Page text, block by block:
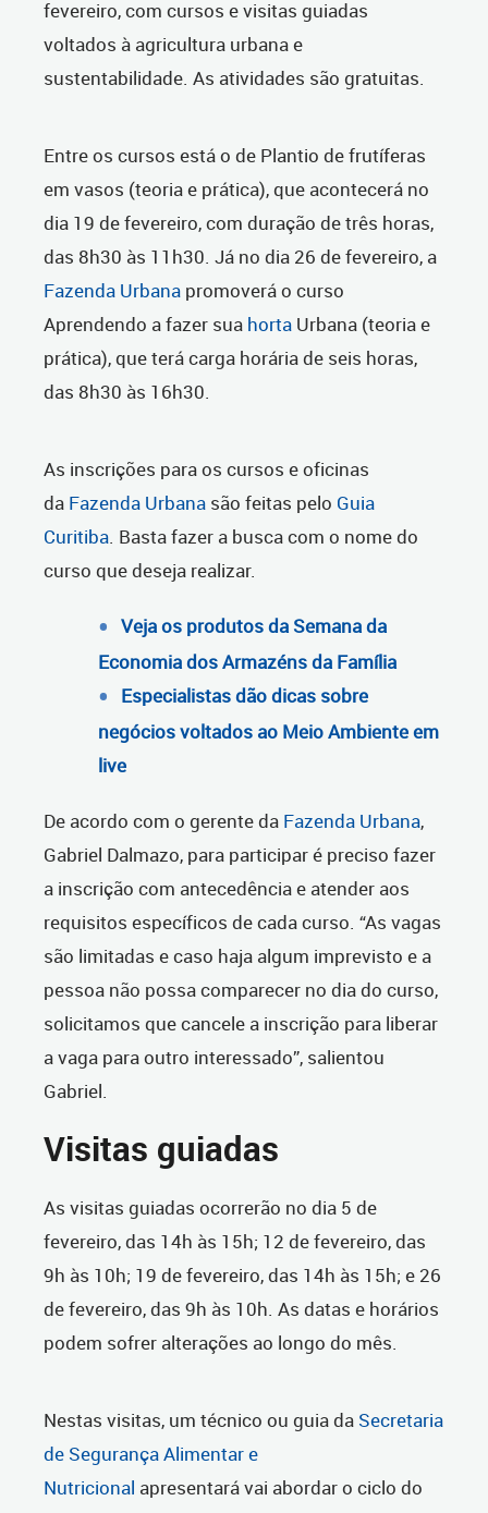
fevereiro, com cursos e visitas guiadas
voltados à agricultura urbana e
sustentabilidade. As atividades são gratuitas.
Entre os cursos está o de Plantio de frutíferas
em vasos (teoria e prática), que acontecerá no
dia 19 de fevereiro, com duração de três horas,
das 8h30 às 11h30. Já no dia 26 de fevereiro, a
Fazenda Urbana promoverá o curso
Aprendendo a fazer sua horta Urbana (teoria e
prática), que terá carga horária de seis horas,
das 8h30 às 16h30.
As inscrições para os cursos e oficinas
da Fazenda Urbana são feitas pelo Guia
Curitiba. Basta fazer a busca com o nome do
curso que deseja realizar.
Veja os produtos da Semana da
Economia dos Armazéns da Família
Especialistas dão dicas sobre
negócios voltados ao Meio Ambiente em
live
De acordo com o gerente da Fazenda Urbana,
Gabriel Dalmazo, para participar é preciso fazer
a inscrição com antecedência e atender aos
requisitos específicos de cada curso. “As vagas
são limitadas e caso haja algum imprevisto e a
pessoa não possa comparecer no dia do curso,
solicitamos que cancele a inscrição para liberar
a vaga para outro interessado”, salientou
Gabriel.
Visitas guiadas
As visitas guiadas ocorrerão no dia 5 de
fevereiro, das 14h às 15h; 12 de fevereiro, das
9h às 10h; 19 de fevereiro, das 14h às 15h; e 26
de fevereiro, das 9h às 10h. As datas e horários
podem sofrer alterações ao longo do mês.
Nestas visitas, um técnico ou guia da Secretaria
de Segurança Alimentar e
Nutricional apresentará vai abordar o ciclo do